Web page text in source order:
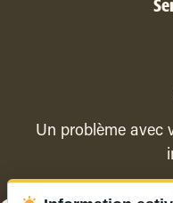
Un problème avec